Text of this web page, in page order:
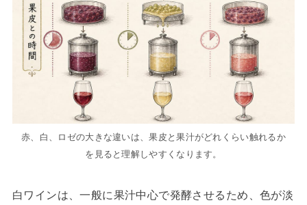
赤、白、ロゼの大きな違いは、果皮と果汁がどれくらい触れるか
を見ると理解しやすくなります。
白ワインは、一般に果汁中心で発酵させるため、色が淡